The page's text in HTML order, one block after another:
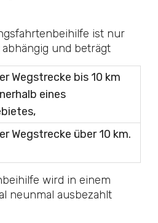
ist nur
und beträgt
Wegstrecke bis 10 km
eines
Wegstrecke über 10 km.
wird in einem
neunmal ausbezahlt